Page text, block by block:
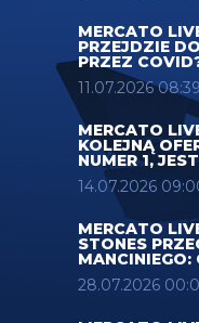
MERCATO
PRZEJDZIE
PRZEZ
11.07.2026 08:39
MERCATO
KOLEJNĄ
NUMER 1,
14.07.2026
MERCATO
STONES
MANCINIEGO:
28.07.2026